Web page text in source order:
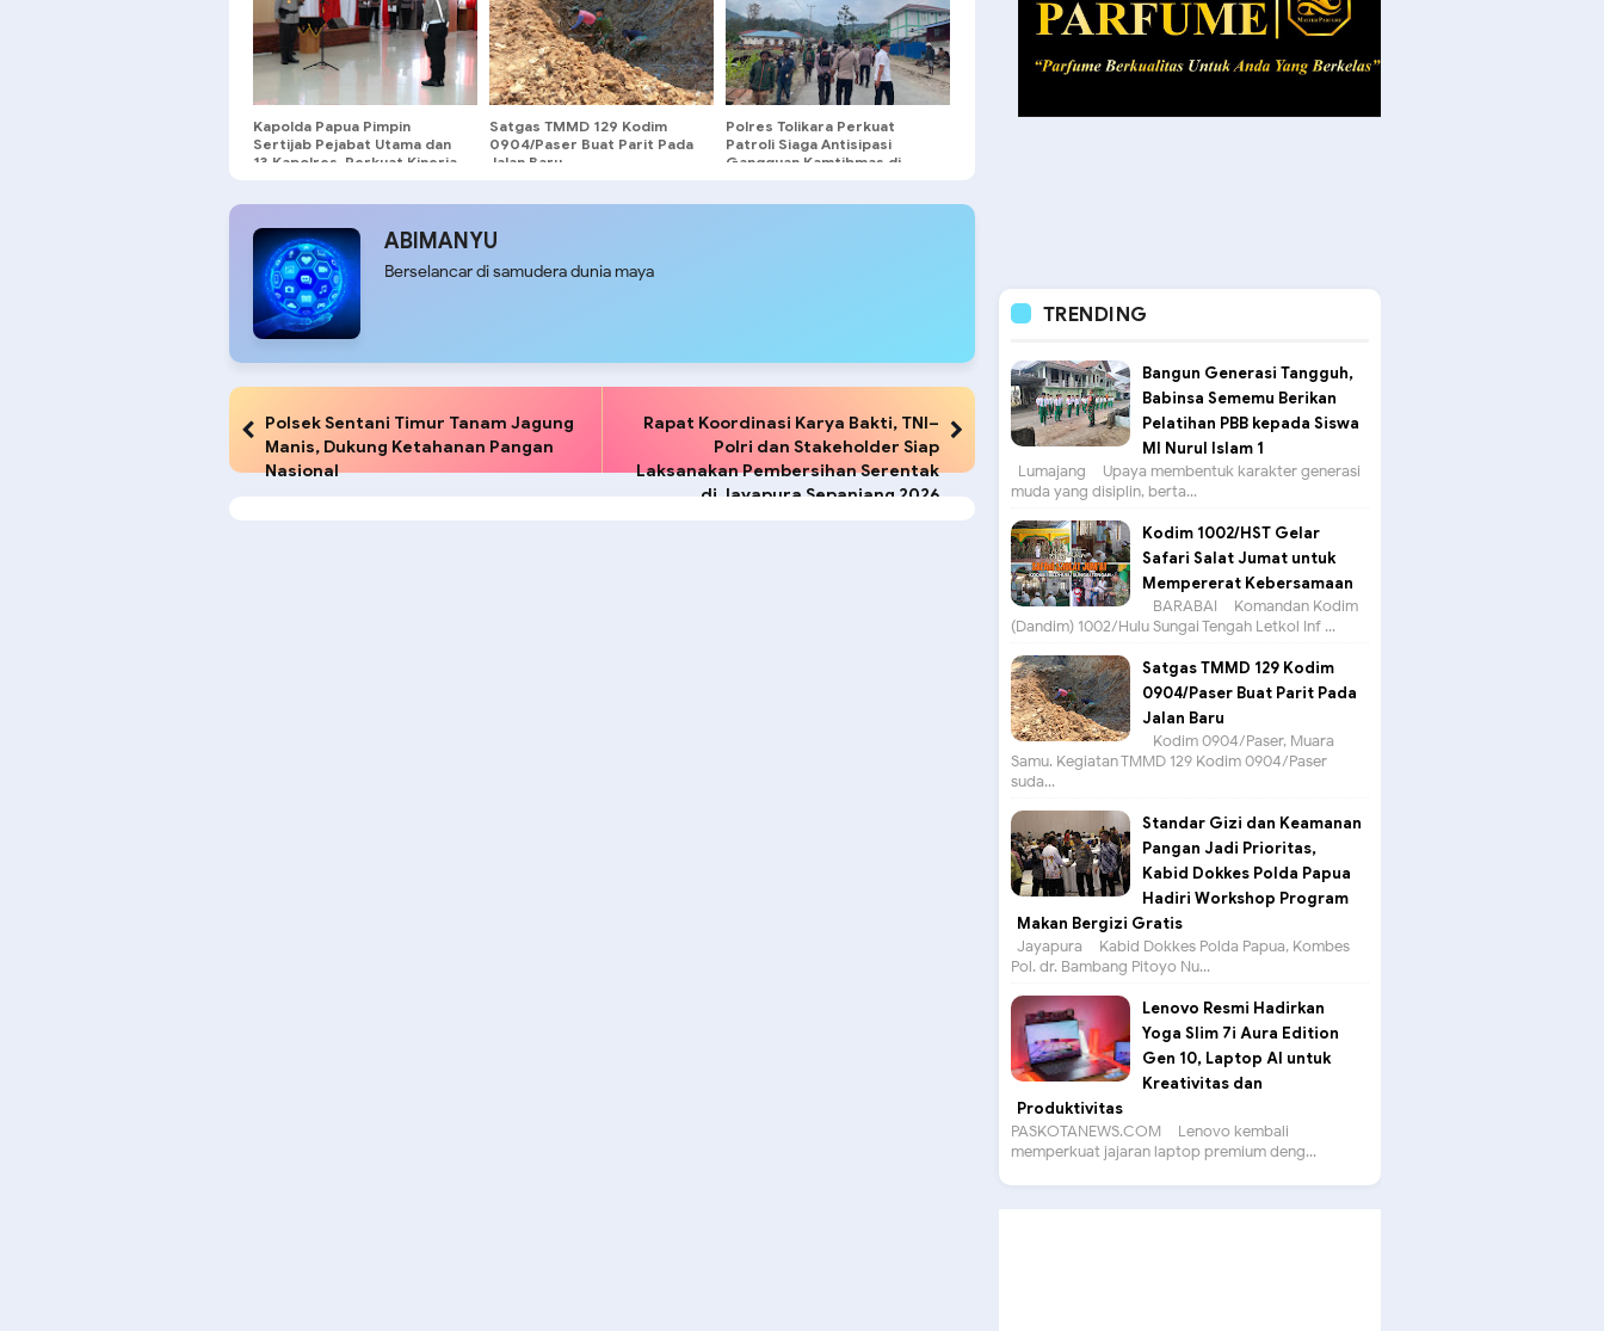
Kapolda Papua Pimpin
Sertijab Pejabat Utama dan
13 Kapolres, Perkuat Kinerja
Satgas TMMD 129 Kodim
0904/Paser Buat Parit Pada
Jalan Baru
Polres Tolikara Perkuat
Patroli Siaga Antisipasi
Gangguan Kamtibmas di
ABIMANYU
Berselancar di samudera dunia maya
Polsek Sentani Timur Tanam Jagung
Manis, Dukung Ketahanan Pangan
Nasional
Rapat Koordinasi Karya Bakti, TNI–
Polri dan Stakeholder Siap
Laksanakan Pembersihan Serentak
di Jayapura Sepanjang 2026
TRENDING
Bangun Generasi Tangguh,
Babinsa Sememu Berikan
Pelatihan PBB kepada Siswa
MI Nurul Islam 1
Lumajang – Upaya membentuk karakter generasi
muda yang disiplin, berta...
Kodim 1002/HST Gelar
Safari Salat Jumat untuk
Mempererat Kebersamaan
BARABAI – Komandan Kodim
(Dandim) 1002/Hulu Sungai Tengah Letkol Inf ...
Satgas TMMD 129 Kodim
0904/Paser Buat Parit Pada
Jalan Baru
Kodim 0904/Paser, Muara
Samu. Kegiatan TMMD 129 Kodim 0904/Paser
suda...
Standar Gizi dan Keamanan
Pangan Jadi Prioritas,
Kabid Dokkes Polda Papua
Hadiri Workshop Program
Makan Bergizi Gratis
Jayapura – Kabid Dokkes Polda Papua, Kombes
Pol. dr. Bambang Pitoyo Nu...
Lenovo Resmi Hadirkan
Yoga Slim 7i Aura Edition
Gen 10, Laptop AI untuk
Kreativitas dan
Produktivitas
PASKOTANEWS.COM – Lenovo kembali
memperkuat jajaran laptop premium deng...